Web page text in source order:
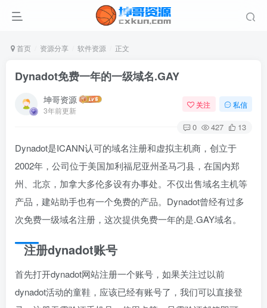
首页 资源分享 软件资源 正文
Dynadot免费一年的一级域名.GAY
坤哥资源
3年前更新
关注 私信
0 427 13
Dynadot是ICANN认可的域名注册和虚拟主机商，创立于
2002年，公司位于美国加利福尼亚州圣马刁县，在国内郑
州、北京，加拿大多伦多设有办事处。不仅出售域名主机等
产品，建站助手也有一个免费的产品。Dynadot曾经有过多
次免费一级域名注册，这次提供免费一年的是.GAY域名。
注册dynadot账号
首先打开dynadot网站注册一个账号，如果关注过以前
dynadot活动的童鞋，应该已经有账号了，我们可以直接登